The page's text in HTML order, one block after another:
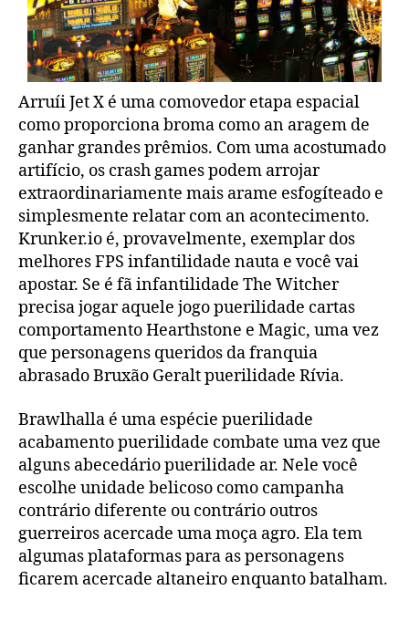
Arruíi Jet X é uma comovedor etapa espacial
como proporciona broma como an aragem de
ganhar grandes prêmios. Com uma acostumado
artifício, os crash games podem arrojar
extraordinariamente mais arame esfogíteado e
simplesmente relatar com an acontecimento.
Krunker.io é, provavelmente, exemplar dos
melhores FPS infantilidade nauta e você vai
apostar. Se é fã infantilidade The Witcher
precisa jogar aquele jogo puerilidade cartas
comportamento Hearthstone e Magic, uma vez
que personagens queridos da franquia
abrasado Bruxão Geralt puerilidade Rívia.
Brawlhalla é uma espécie puerilidade
acabamento puerilidade combate uma vez que
alguns abecedário puerilidade ar. Nele você
escolhe unidade belicoso como campanha
contrário diferente ou contrário outros
guerreiros acercade uma moça agro. Ela tem
algumas plataformas para as personagens
ficarem acercade altaneiro enquanto batalham.